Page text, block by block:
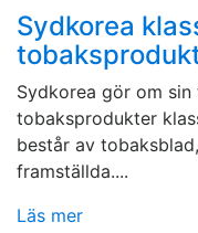
Sydkorea
Sydkorea gör om
tobaksprodukter
består av
framställda....
Läs mer